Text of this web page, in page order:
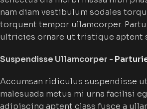
nam diam vestibulum sodales
torquent tempor ullamcorper.
ultricies ornare ut tristique aptent
Suspendisse Ullamcorper -
Accumsan ridiculus suspendisse
malesuada metus mi urna facilisi
adipiscing aptent class fusce a